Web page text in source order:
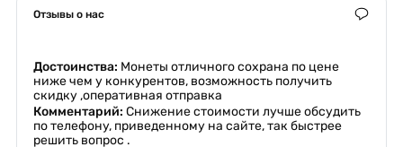
Отзывы о нас
Достоинства: Монеты отличного сохрана по цене
ниже чем у конкурентов, возможность получить
скидку ,оперативная отправка
Комментарий: Снижение стоимости лучше обсудить
по телефону, приведенному на сайте, так быстрее
решить вопрос .